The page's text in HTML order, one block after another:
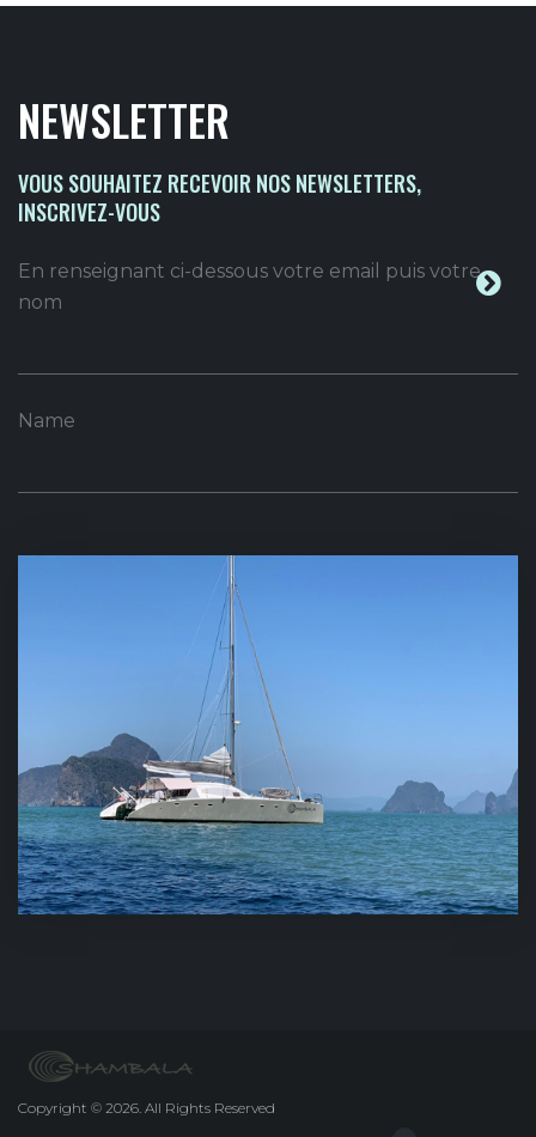
NEWSLETTER
VOUS SOUHAITEZ RECEVOIR NOS NEWSLETTERS,
INSCRIVEZ-VOUS
En renseignant ci-dessous votre email puis votre
nom
Name
Copyright © 2026. All Rights Reserved